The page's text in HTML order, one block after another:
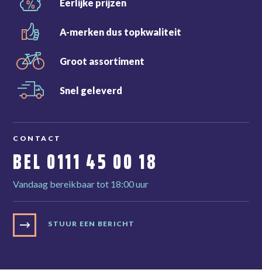
Eerlijke prijzen
A-merken dus topkwaliteit
Groot assortiment
Snel geleverd
CONTACT
BEL 0111 45 00 18
Vandaag bereikbaar tot 18:00 uur
STUUR EEN BERICHT